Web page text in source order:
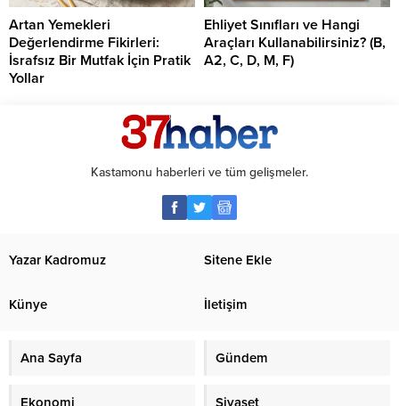
Artan Yemekleri
Değerlendirme Fikirleri:
İsrafsız Bir Mutfak İçin Pratik
Yollar
Ehliyet Sınıfları ve Hangi
Araçları Kullanabilirsiniz? (B,
A2, C, D, M, F)
Kastamonu haberleri ve tüm gelişmeler.
Yazar Kadromuz Sitene Ekle
Künye İletişim
Ana Sayfa Gündem
Ekonomi Siyaset